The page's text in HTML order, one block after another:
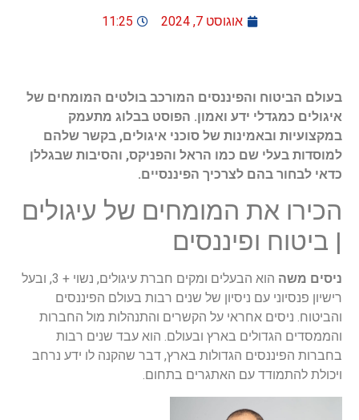
אוגוסט 7, 2024 11:25
בעולם הביטוח והפיננסים המורכב בולטים המומחים של
איגולים כמגדלי ידע ואמון. הפוסט בבלוג מתעמק
במקצועיות ובאמינות של סוכני איגולים, בקשר שלהם
למוסדות בעלי שם כמו הראל והפניקס, והסיבות שבגללן
כדאי לבחור בהם לצרכיך הפיננסיים.
הכירו את המומחים של עיגולים
| ביטוח ופיננסים
ניסים משה
הוא הבעלים ומקים חברת עיגולים, נשוי + 3, ובעל
רישיון פנסיוני עם ניסיון של שנים רבות בעולם הפיננסים
והביטוח. ניסים אחראי על הקשרים והתנהלות מול החברות
והממסדים הגדולים בארץ ובעולם. הוא עבד שנים רבות
בחברות הפיננסים הגדולות בארץ, דבר שהקנה לו ידע נרחב
ויכולת להתמודד עם האתגרים בתחום.